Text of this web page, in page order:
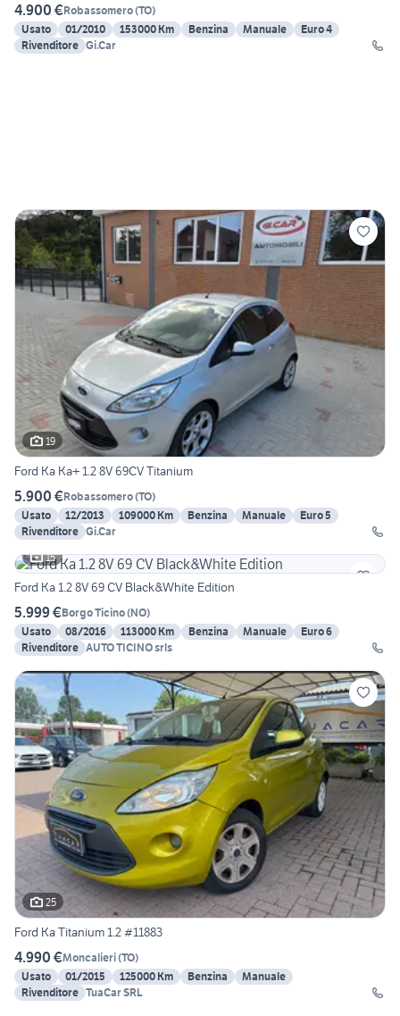
4.900 €Robassomero(TO)
Usato
01/2010 153000 Km Benzina Manuale
Euro 4
Rivenditore Gi.Car
19
Ford Ka Ka+ 1.2 8V 69CV Titanium
5.900 €Robassomero(TO)
Usato
12/2013 109000 Km Benzina Manuale
Euro 5
Rivenditore Gi.Car
15
Ford Ka 1.2 8V 69 CV Black&White Edition
5.999 €Borgo Ticino(NO)
Usato
08/2016 113000 Km Benzina Manuale
Euro 6
Rivenditore AUTO TICINO srls
25
Ford Ka Titanium 1.2 #11883
4.990 €Moncalieri(TO)
Usato
01/2015 125000 Km Benzina
Manuale
Rivenditore TuaCar SRL